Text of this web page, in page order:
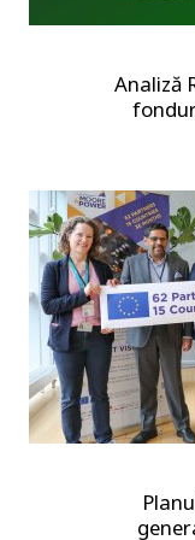
Analiză